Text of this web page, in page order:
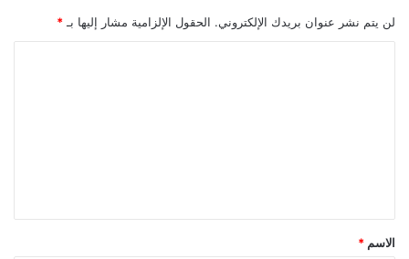
لن يتم نشر عنوان بريدك الإلكتروني. الحقول الإلزامية مشار إليها بـ *
ق
*
الاسم *